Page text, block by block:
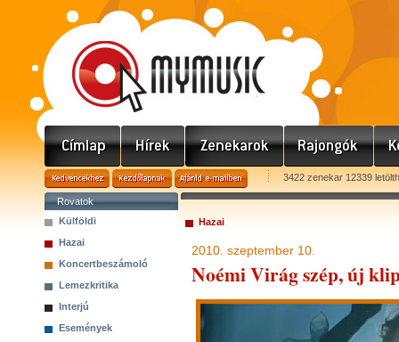
3422 zenekar 12339
Rovatok
Külföldi
Hazai
Koncertbeszámoló
Lemezkritika
Interjú
Események
Hazai
2010. szeptember 10.
Noémi Virág szép, új